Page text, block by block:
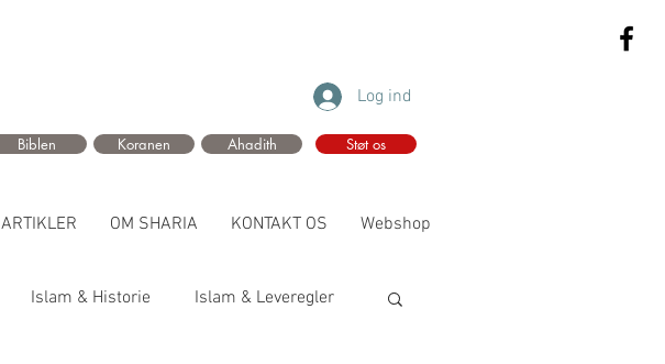
Log ind
Biblen Koranen Ahadith Støt os
ARTIKLER OM SHARIA KONTAKT OS Webshop
Islam & Historie Islam & Leveregler